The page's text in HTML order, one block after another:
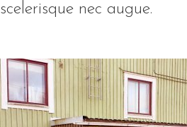
scelerisque nec augue.